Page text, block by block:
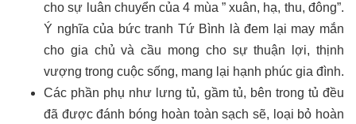
cho sự luân chuyển của 4 mùa ” xuân, hạ, thu, đông”.
Ý nghĩa của bức tranh Tứ Bình là đem lại may mắn
cho gia chủ và cầu mong cho sự thuận lợi, thịnh
vượng trong cuộc sống, mang lại hạnh phúc gia đình.
Các phần phụ như lưng tủ, gầm tủ, bên trong tủ đều
đã được đánh bóng hoàn toàn sạch sẽ, loại bỏ hoàn